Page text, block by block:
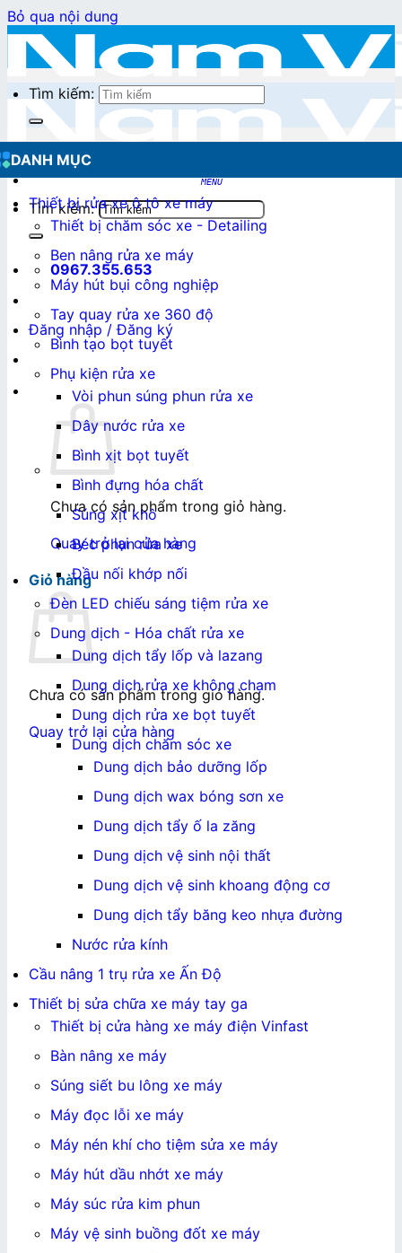
Bỏ qua nội dung
Tìm kiếm:
0967.355.653
Đăng nhập / Đăng ký
Chưa có sản phẩm trong giỏ hàng.
Quay trở lại cửa hàng
Giỏ hàng
Chưa có sản phẩm trong giỏ hàng.
Quay trở lại cửa hàng
Tìm kiếm:
DANH MỤC
Thiết bị rửa xe ô tô xe máy
Thiết bị chăm sóc xe - Detailing
Ben nâng rửa xe máy
Máy hút bụi công nghiệp
Tay quay rửa xe 360 độ
Bình tạo bọt tuyết
Phụ kiện rửa xe
Vòi phun súng phun rửa xe
Dây nước rửa xe
Bình xịt bọt tuyết
Bình đựng hóa chất
Súng xịt khô
Béc phun rửa xe
Đầu nối khớp nối
Đèn LED chiếu sáng tiệm rửa xe
Dung dịch - Hóa chất rửa xe
Dung dịch tẩy lốp và lazang
Dung dịch rửa xe không chạm
Dung dịch rửa xe bọt tuyết
Dung dịch chăm sóc xe
Dung dịch bảo dưỡng lốp
Dung dịch wax bóng sơn xe
Dung dịch tẩy ố la zăng
Dung dịch vệ sinh nội thất
Dung dịch vệ sinh khoang động cơ
Dung dịch tẩy băng keo nhựa đường
Nước rửa kính
Cầu nâng 1 trụ rửa xe Ấn Độ
Thiết bị sửa chữa xe máy tay ga
Thiết bị cửa hàng xe máy điện Vinfast
Bàn nâng xe máy
Súng siết bu lông xe máy
Máy đọc lỗi xe máy
Máy nén khí cho tiệm sửa xe máy
Máy hút dầu nhớt xe máy
Máy súc rửa kim phun
Máy vệ sinh buồng đốt xe máy